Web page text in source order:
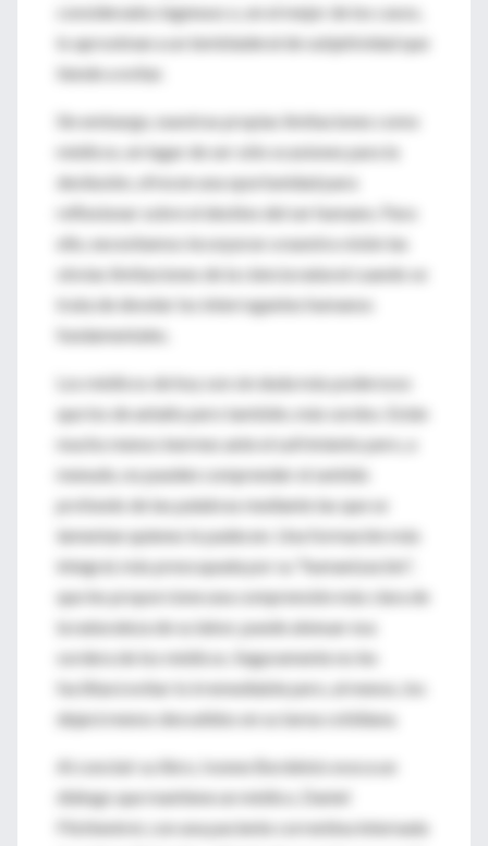
considerados ingenuos o, en el mejor de los casos,
lo aproximan a un tembladeral de subjetividad que
tiende a evitar.
Sin embargo, nuestras propias limitaciones como
médicos, en lugar de ser sólo ocasiones para la
desilusión, ofrecen una oportunidad para
reflexionar sobre el destino del ser humano. Para
ello, necesitamos incorporar a nuestra visión las
obvias limitaciones de la ciencia natural cuando se
trata de develar los interrogantes humanos
fundamentales.
Los médicos de hoy son sin duda más poderosos
que los de antaño pero también, más sordos. Están
mucho menos inermes ante el sufrimiento pero, a
menudo, no pueden comprender el sentido
profundo de las palabras mediante las que se
lamentan quienes lo padecen. Una formación más
integral, más preocupada por su "humanización",
que les proporcione una comprensión más clara de
la naturaleza de su labor, puede atenuar esa
sordera de los médicos. Seguramente no les
facilitará evitar lo irremediable pero, al menos, los
dejará menos desvalidos en su tarea cotidiana.
Al concluir su libro, Ivonne Bordelois evoca un
diálogo que mantiene un médico, Daniel
Flichtentrei, con una paciente correntina internada